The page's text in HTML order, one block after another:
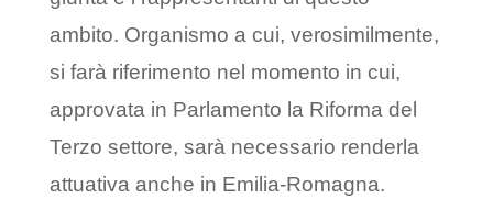
ambito. Organismo a cui, verosimilmente,
si farà riferimento nel momento in cui,
approvata in Parlamento la Riforma del
Terzo settore, sarà necessario renderla
attuativa anche in Emilia-Romagna.